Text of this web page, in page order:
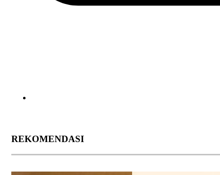
REKOMENDASI